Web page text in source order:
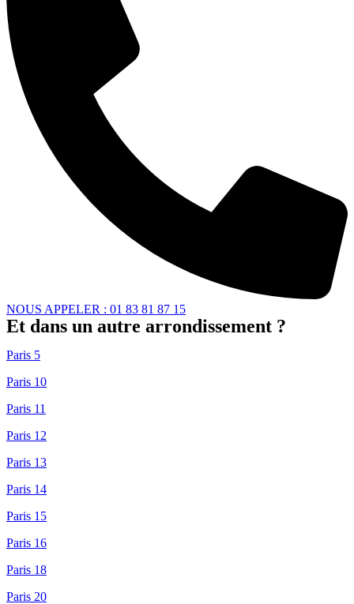
NOUS APPELER : 01 83 81 87 15
Et dans un autre arrondissement ?
Paris 5
Paris 10
Paris 11
Paris 12
Paris 13
Paris 14
Paris 15
Paris 16
Paris 18
Paris 20